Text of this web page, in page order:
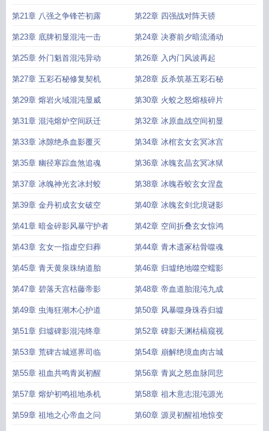
第21章 八强之争锋芒初露 第22章 四强战对阵天骄
第23章 底牌初显混沌一击 第24章 决赛前夕暗流涌动
第25章 外门魁首混沌异动 第26章 入内门风波再起
第27章 五彩石秘修复契机 第28章 反杀筑基五彩石秘
第29章 熔岩火域混沌显威 第30章 火蛟之怒熔核碎片
第31章 混沌熔炉空间跃迁 第32章 冰原血战空间初显
第33章 冰隙绝杀血影覆灭 第34章 冰棺玄女玄冥冰宫
第35章 幽径寒踪血煞追魂 第36章 冰魄玄晶玄冥冰狱
第37章 冰魄神光玄冰封蛟 第38章 冰魄吞蛟玄女涅盘
第39章 金丹初成玄女破空 第40章 冰魄玄剑北境谜影
第41章 暗金碎影风暴守护者 第42章 空间折叠玄女惊鸿
第43章 玄女一指虚空归葬 第44章 青木遗冢枯骨噬魂
第45章 青天黄泉珠纳道胎 第46章 归墟绝地噬空蠕影
第47章 碧落天宫枯藤帝影 第48章 帝血道胎混沌九成
第49章 虫海狂潮木心护道 第50章 风暴噬身珠吞归墟
第51章 归墟碑影混沌终章 第52章 碑影天渊枯槁窥视
第53章 荒碑古城巡界司临 第54章 崩解绝境血肉古城
第55章 祖血共鸣青岚初醒 第56章 青岚之怒血脉同悲
第57章 熔炉初鸣祖地杀机 第58章 祖木意志混沌源光
第59章 祖地之心帝血之问 第60章 源灵初醒祖地惊变